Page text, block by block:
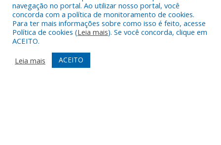
HIGHLIGHT CONTENT STOP ANIMATIONS
Skip To Content
navegação no portal. Ao utilizar nosso portal, você
concorda com a política de monitoramento de cookies.
Para ter mais informações sobre como isso é feito, acesse
Política de cookies (Leia mais). Se você concorda, clique em
ACEITO.
Leia mais
ACEITO